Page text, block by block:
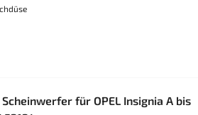
für OPEL Insignia A bis